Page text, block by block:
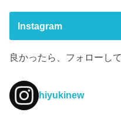
Instagram
良かったら、フォローし
hiyukinew